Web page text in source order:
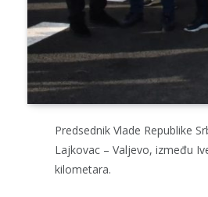
Predsednik Vlade Republike
Lajkovac – Valjevo, između
kilometara.